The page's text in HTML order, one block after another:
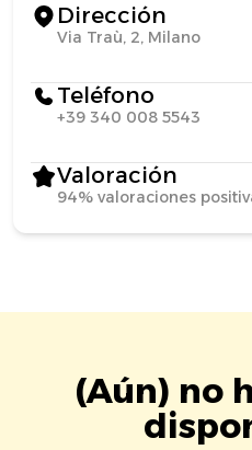
Dirección
Via Traù, 2, Milano
Teléfono
+39 340 008 5543
Valoración
94% valoraciones
(Aún) no